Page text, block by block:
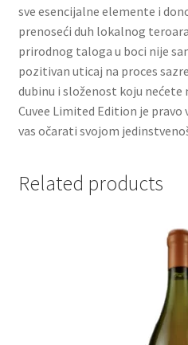
Partners
Poklon aranžmani
Premium čokolada
Prirodni proizvodi
sve esencijalne elemente i
prenoseći duh lokalnog
prirodnog taloga u boci nije
pozitivan uticaj na proces
dubinu i složenost koju nećete
Cuvee Limited Edition je pravo
vas očarati svojom
Related products